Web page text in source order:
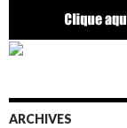
ARCHIVES